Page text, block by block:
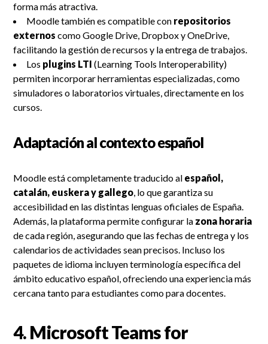
forma más atractiva.
Moodle también es compatible con repositorios
externos como Google Drive, Dropbox y OneDrive,
facilitando la gestión de recursos y la entrega de trabajos.
Los plugins LTI (Learning Tools Interoperability)
permiten incorporar herramientas especializadas, como
simuladores o laboratorios virtuales, directamente en los
cursos.
Adaptación al contexto español
Moodle está completamente traducido al español,
catalán, euskera y gallego, lo que garantiza su
accesibilidad en las distintas lenguas oficiales de España.
Además, la plataforma permite configurar la zona horaria
de cada región, asegurando que las fechas de entrega y los
calendarios de actividades sean precisos. Incluso los
paquetes de idioma incluyen terminología específica del
ámbito educativo español, ofreciendo una experiencia más
cercana tanto para estudiantes como para docentes.
4.Microsoft Teams for